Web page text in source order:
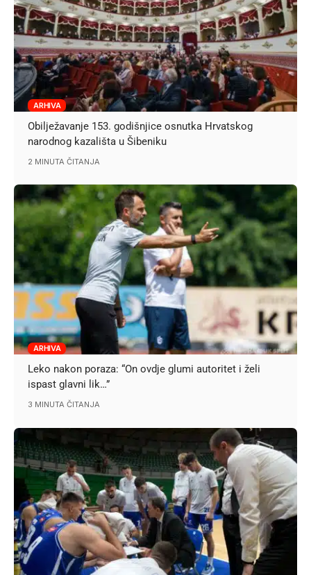
ARHIVA
Obilježavanje 153. godišnjice osnutka Hrvatskog
narodnog kazališta u Šibeniku
2 MINUTA ČITANJA
ARHIVA
Leko nakon poraza: “On ovdje glumi autoritet i želi
ispast glavni lik…”
3 MINUTA ČITANJA